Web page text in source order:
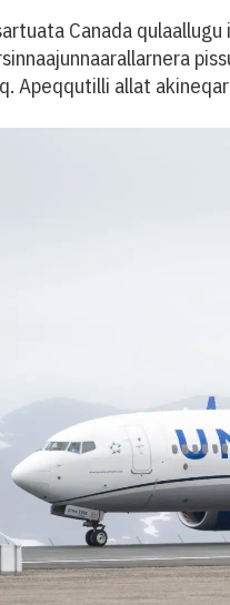
Canada
Apeqqutilli allat